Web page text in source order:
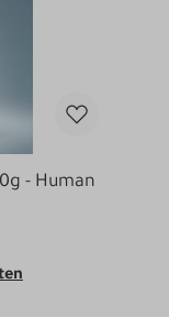
- Human